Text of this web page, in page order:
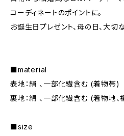
コーディネートのポイントに。
お誕生日プレゼント、母の日、大切
■material
表地：絹 、一部化繊含む (着物帯)
裏地：絹 、一部化繊含む (着物地、
■size